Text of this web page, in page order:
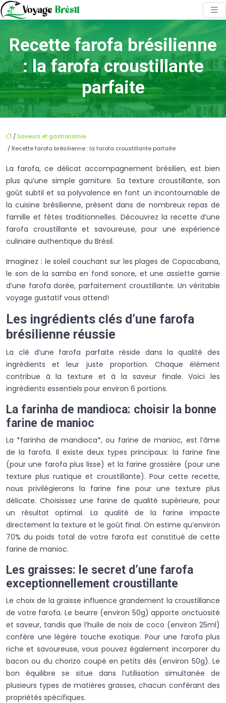
Recette farofa brésilienne
: la farofa croustillante
parfaite
/ Saveurs et gastronomie
/ Recette farofa brésilienne : la farofa croustillante parfaite
La farofa, ce délicat accompagnement brésilien, est bien
plus qu’une simple garniture. Sa texture croustillante, son
goût subtil et sa polyvalence en font un incontournable de
la cuisine brésilienne, présent dans de nombreux repas de
famille et fêtes traditionnelles. Découvrez la recette d’une
farofa croustillante et savoureuse, pour une expérience
culinaire authentique du Brésil.
Imaginez : le soleil couchant sur les plages de Copacabana,
le son de la samba en fond sonore, et une assiette garnie
d’une farofa dorée, parfaitement croustillante. Un véritable
voyage gustatif vous attend!
Les ingrédients clés d’une farofa
brésilienne réussie
La clé d’une farofa parfaite réside dans la qualité des
ingrédients et leur juste proportion. Chaque élément
contribue à la texture et à la saveur finale. Voici les
ingrédients essentiels pour environ 6 portions.
La farinha de mandioca: choisir la bonne
farine de manioc
La *farinha de mandioca*, ou farine de manioc, est l’âme
de la farofa. Il existe deux types principaux: la farine fine
(pour une farofa plus lisse) et la farine grossière (pour une
texture plus rustique et croustillante). Pour cette recette,
nous privilégierons la farine fine pour une texture plus
délicate. Choisissez une farine de qualité supérieure, pour
un résultat optimal. La qualité de la farine impacte
directement la texture et le goût final. On estime qu’environ
70% du poids total de votre farofa est constitué de cette
farine de manioc.
Les graisses: le secret d’une farofa
exceptionnellement croustillante
Le choix de la graisse influence grandement la croustillance
de votre farofa. Le beurre (environ 50g) apporte onctuosité
et saveur, tandis que l’huile de noix de coco (environ 25ml)
confère une légère touche exotique. Pour une farofa plus
riche et savoureuse, vous pouvez également incorporer du
bacon ou du chorizo coupé en petits dés (environ 50g). Le
bon équilibre se situe dans l’utilisation simultanée de
plusieurs types de matières grasses, chacun conférant des
propriétés spécifiques.